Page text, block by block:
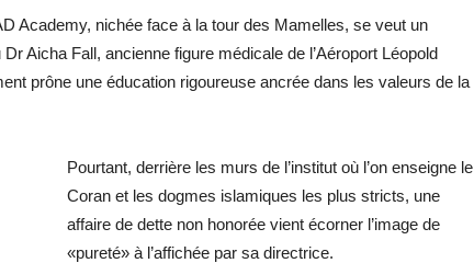
Academy, nichée face à la tour des Mamelles, se veut un
Aicha Fall, ancienne figure médicale de l’Aéroport Léopold
prône une éducation rigoureuse ancrée dans les valeurs de la
Pourtant, derrière les murs de l’institut où l’on enseigne le
Coran et les dogmes islamiques les plus stricts, une
affaire de dette non honorée vient écorner l’image de
«pureté» à l’affichée par sa directrice.